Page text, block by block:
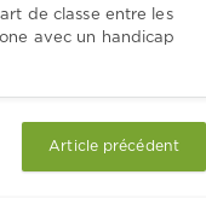
de classe entre les
avec un handicap
Article précédent